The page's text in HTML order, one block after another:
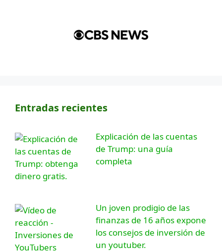
Entradas recientes
Explicación de las cuentas
de Trump: una guía
completa
Un joven prodigio de las
finanzas de 16 años expone
los consejos de inversión de
un youtuber.